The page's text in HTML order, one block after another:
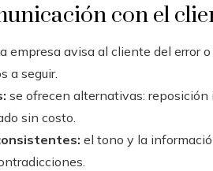
con el
empresa avisa al cliente del error
a seguir.
se ofrecen alternativas:
sin costo.
el tono y la